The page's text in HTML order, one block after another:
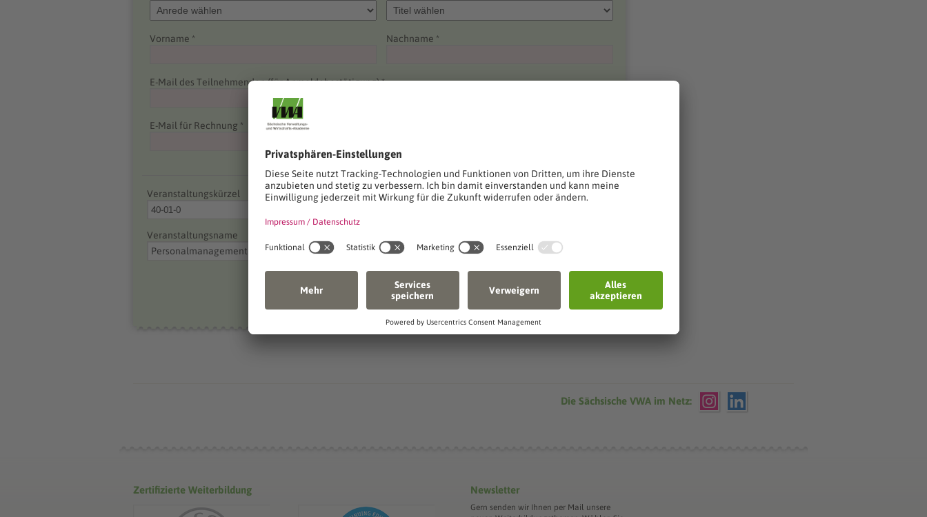
Vorname * Nachname *
E-Mail des Teilnehmenden (für Anmeldebestätigung) *
E-Mail für Rechnung *
Veranstaltungskürzel
Veranstaltungsname
Senden
Die Sächsische VWA im Netz:
Zertifizierte Weiterbildung Newsletter
Gern senden wir Ihnen per Mail unsere